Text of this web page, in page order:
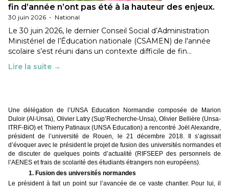
fin d’année n’ont pas été à la hauteur des enjeux.
30 juin 2026 - National
Le 30 juin 2026, le dernier Conseil Social d’Administration
Ministériel de l’Éducation nationale (CSAMEN) de l'année
scolaire s’est réuni dans un contexte difficile de fin…
Lire la suite →
Une délégation de l’UNSA Education Normandie composée de Marion
Duloir (AI-Unsa), Olivier Latry (Sup’Recherche-Unsa), Olivier Bellière (Unsa-
ITRF-BiO) et Thierry Patinaux (UNSA Education) a rencontré Joël Alexandre,
président de l’université de Rouen, le 21 décembre 2018. Il s’agissait
d’évoquer avec le président le projet de fusion des universités normandes et
de discuter de quelques points d’actualité (RIFSEEP des personnels de
l’AENES et frais de scolarité des étudiants étrangers non européens).
1. Fusion des universités normandes
Le président à fait un point sur l’avancée de ce vaste chantier. Pour lui, il